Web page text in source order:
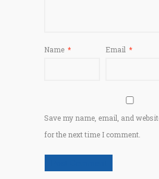
Name * Email *
Save my name, email, and
for the next time I comment.